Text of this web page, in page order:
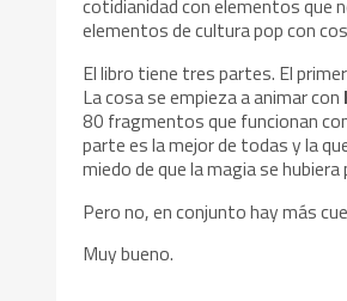
cotidianidad con elementos que
elementos de cultura pop con
El libro tiene tres partes. El
La cosa se empieza a animar con
80 fragmentos que funcionan
parte es la mejor de todas y la
miedo de que la magia se hubiera
Pero no, en conjunto hay más
Muy bueno.